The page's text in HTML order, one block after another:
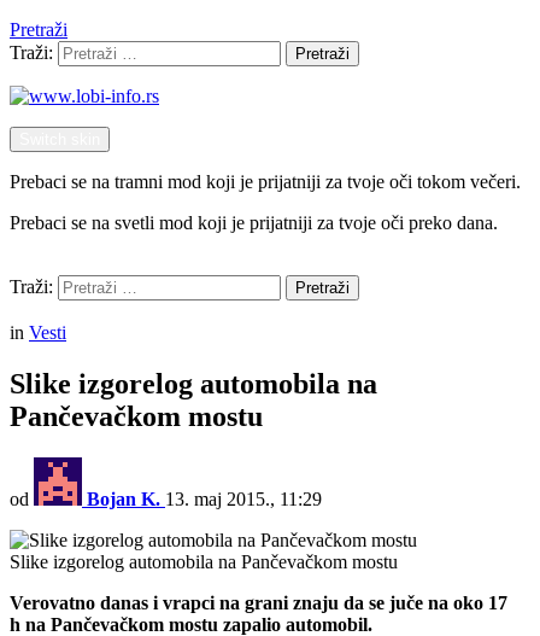
Pretraži
Traži:
Pretraži
Prebaci se na tramni mod koji je prijatniji za tvoje oči tokom večeri.
Prebaci se na svetli mod koji je prijatniji za tvoje oči preko dana.
Traži:
Pretraži
in Vesti
Slike izgorelog automobila na
Pančevačkom mostu
od Bojan K. 13. maj 2015., 11:29
Slike izgorelog automobila na Pančevačkom mostu
Verovatno danas i vrapci na grani znaju da se juče na oko 17
h na Pančevačkom mostu zapalio automobil.